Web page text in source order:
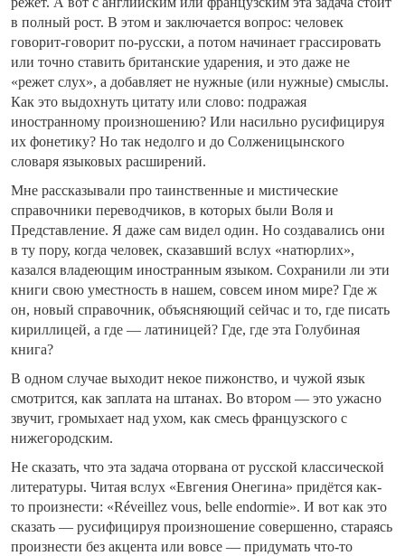
в полный рост. В этом и заключается вопрос: человек
говорит-говорит по-русски, а потом начинает грассировать
или точно ставить британские ударения, и это даже не
«режет слух», а добавляет не нужные (или нужные) смыслы.
Как это выдохнуть цитату или слово: подражая
иностранному произношению? Или насильно русифицируя
их фонетику? Но так недолго и до Солженицынского
словаря языковых расширений.
Мне рассказывали про таинственные и мистические
справочники переводчиков, в которых были Воля и
Представление. Я даже сам видел один. Но создавались они
в ту пору, когда человек, сказавший вслух «натюрлих»,
казался владеющим иностранным языком. Сохранили ли эти
книги свою уместность в нашем, совсем ином мире? Где ж
он, новый справочник, объясняющий сейчас и то, где писать
кириллицей, а где — латиницей? Где, где эта Голубиная
книга?
В одном случае выходит некое пижонство, и чужой язык
смотрится, как заплата на штанах. Во втором — это ужасно
звучит, громыхает над ухом, как смесь французского с
нижегородским.
Не сказать, что эта задача оторвана от русской классической
литературы. Читая вслух «Евгения Онегина» придётся как-
то произнести: «Réveillez vous, belle endormie». И вот как это
сказать — русифицируя произношение совершенно, стараясь
произнести без акцента или вовсе — придумать что-то